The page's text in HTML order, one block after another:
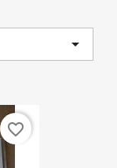

favorite_border